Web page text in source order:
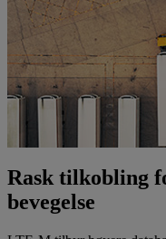
Rask tilkobling
bevegelse